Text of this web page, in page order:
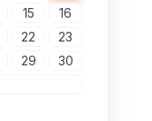
15
16
22
23
29
30